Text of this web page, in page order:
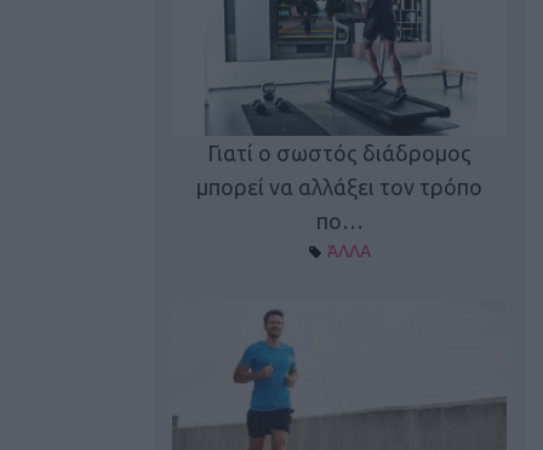
Γιατί ο σωστός διάδρομος
μπορεί να αλλάξει τον τρόπο
πο…
ΆΛΛΑ